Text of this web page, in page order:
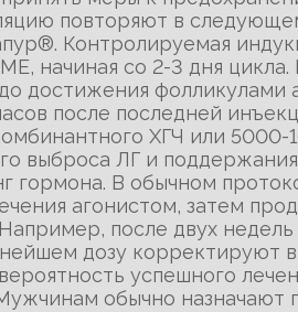
повторяют в
Контролируемая
начиная со 2-3 дня
достижения фолликулами
после последней
ХГЧ или 5000-
выброса ЛГ и
гормона. В обычном
агонистом, затем
после двух
дозу корректируют
успешного
обычно